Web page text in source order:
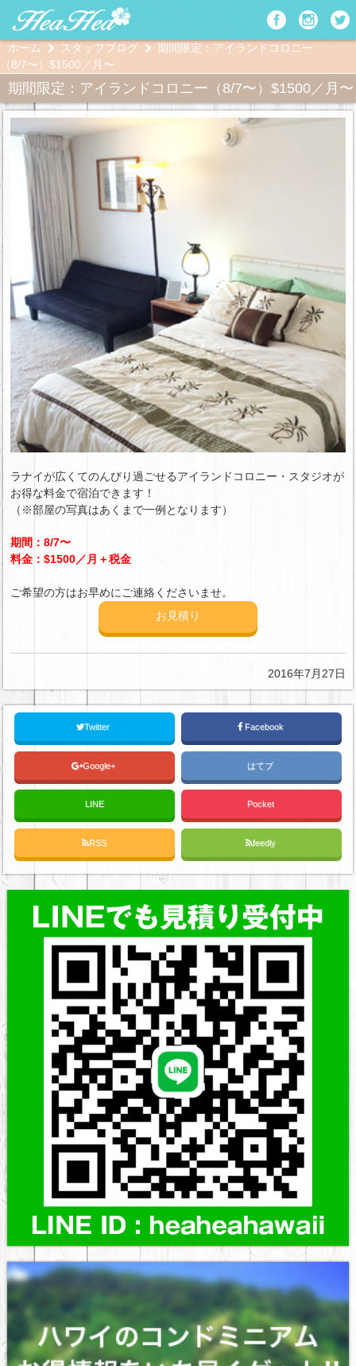
ホーム スタッフブログ
期間限定：アイランドコロニー
（8/7〜）$1500／月〜
期間限定：アイランドコロニー（8/7〜）$1500／月〜
ラナイが広くてのんびり過ごせるアイランドコロニー・スタジオが
お得な料金で宿泊できます！
（※部屋の写真はあくまで一例となります）
期間：8/7〜
料金：$1500／月＋税金
ご希望の方はお早めにご連絡くださいませ。
お見積り
2016年7月27日
Twitter Facebook
Google+ はてブ
LINE Pocket
RSS feedly